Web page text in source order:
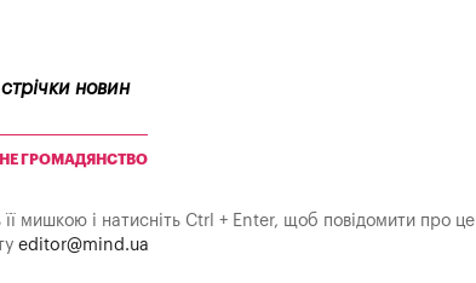
новин
ГРОМАДЯНСТВО
мишкою і натисніть Ctrl + Enter, щоб повідомити про це
editor@mind.ua